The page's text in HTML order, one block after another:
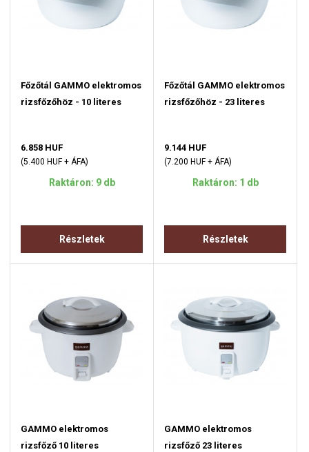
Főzőtál GAMMO elektromos
rizsfőzőhöz - 10 literes
6.858 HUF
(5.400 HUF + ÁFA)
Raktáron: 9 db
Részletek
Főzőtál GAMMO elektromos
rizsfőzőhöz - 23 literes
9.144 HUF
(7.200 HUF + ÁFA)
Raktáron: 1 db
Részletek
GAMMO elektromos
rizsfőző 10 literes
GAMMO elektromos
rizsfőző 23 literes